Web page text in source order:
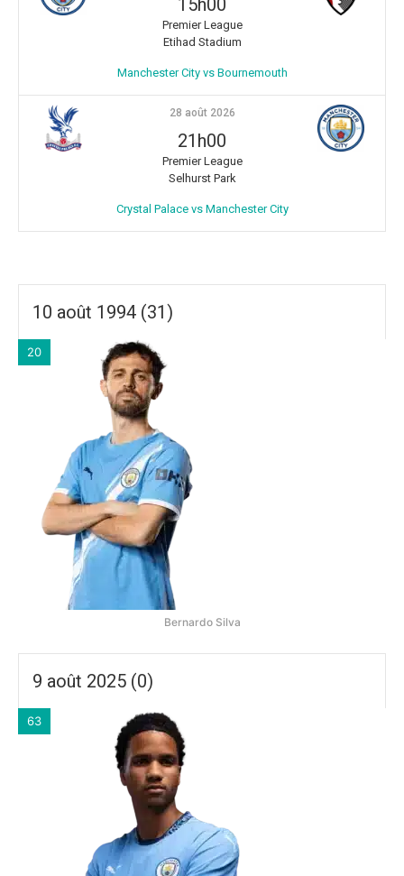
Premier League
Etihad Stadium
Manchester City vs Bournemouth
28 août 2026
21h00
Premier League
Selhurst Park
Crystal Palace vs Manchester City
10 août 1994 (31)
20
Bernardo Silva
9 août 2025 (0)
63